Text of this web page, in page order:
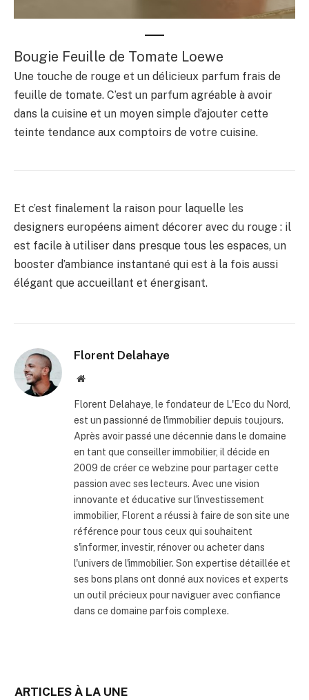
Bougie Feuille de Tomate Loewe
Une touche de rouge et un délicieux parfum frais de
feuille de tomate. C’est un parfum agréable à avoir
dans la cuisine et un moyen simple d’ajouter cette
teinte tendance aux comptoirs de votre cuisine.
Et c’est finalement la raison pour laquelle les
designers européens aiment décorer avec du rouge : il
est facile à utiliser dans presque tous les espaces, un
booster d’ambiance instantané qui est à la fois aussi
élégant que accueillant et énergisant.
Florent Delahaye
Site
Florent Delahaye, le fondateur de L'Eco du Nord,
est un passionné de l'immobilier depuis toujours.
Après avoir passé une décennie dans le domaine
en tant que conseiller immobilier, il décide en
2009 de créer ce webzine pour partager cette
passion avec ses lecteurs. Avec une vision
innovante et éducative sur l'investissement
immobilier, Florent a réussi à faire de son site une
référence pour tous ceux qui souhaitent
s'informer, investir, rénover ou acheter dans
l'univers de l'immobilier. Son expertise détaillée et
ses bons plans ont donné aux novices et experts
un outil précieux pour naviguer avec confiance
dans ce domaine parfois complexe.
ARTICLES À LA UNE